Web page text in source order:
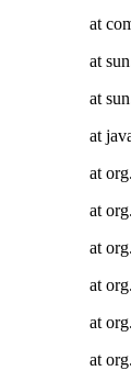
at
at
at
at
at
at
at
at
at
at